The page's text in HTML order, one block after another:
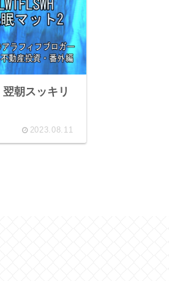
朝スッキリ
2023.08.11